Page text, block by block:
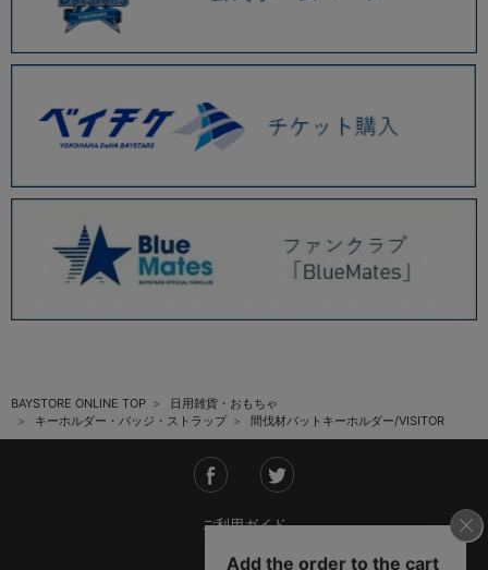
BAYSTORE ONLINE TOP
日用雑貨・おもちゃ
キーホルダー・バッジ・ストラップ
間伐材バットキーホルダー/VISITOR
ご利用ガイド
会社概要